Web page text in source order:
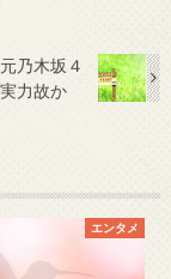
乃木坂４
実力故か
エンタメ